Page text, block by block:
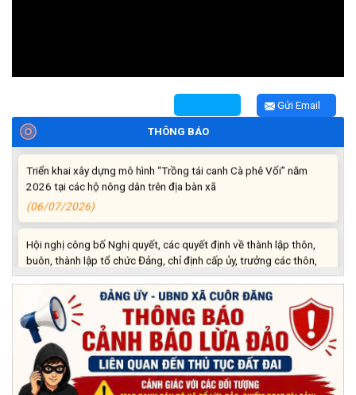
Gửi Email
THÔNG BÁO
Thông báo cảnh báo lừa đảo liên quan đến thủ tục đất đai
(24/07/2026)
Triển khai xây dựng mô hình “Trồng tái canh Cà phê Vối” năm
2026 tại các hộ nông dân trên địa bàn xã
(06/07/2026)
Hội nghị công bố Nghị quyết, các quyết định về thành lập thôn,
buôn, thành lập tổ chức Đảng, chỉ định cấp ủy, trưởng các thôn,
buôn, trưởng Ban công tác Mặt trận các thôn, buôn
(03/07/2026)
Xã Cuôr Đăng đã tổ chức lễ kỷ niệm 85 năm Ngày truyền thống
Người cao tuổi Việt Nam (06/06/1941-06/06/2026) và tổ
chức mừng thọ, chúc thọ Người cao tuổi trên địa bàn xã.
(05/06/2026)